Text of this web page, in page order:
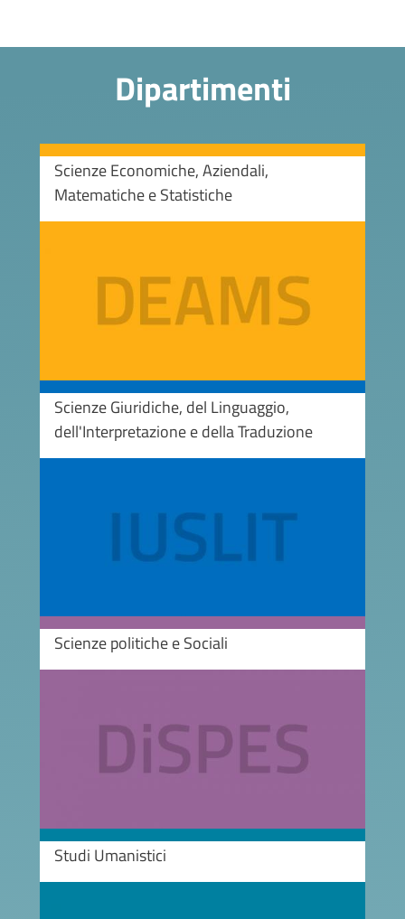
Dipartimenti
Scienze Economiche, Aziendali,
Matematiche e Statistiche
Scienze Giuridiche, del Linguaggio,
dell'Interpretazione e della Traduzione
Scienze politiche e Sociali
Studi Umanistici